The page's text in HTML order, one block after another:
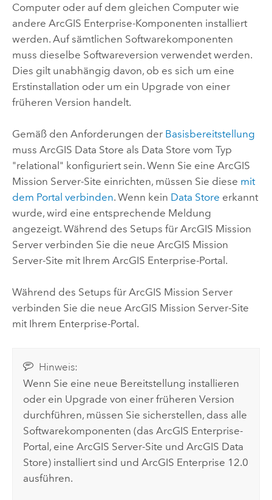
Computer oder auf dem gleichen Computer wie
andere ArcGIS Enterprise-Komponenten installiert
werden. Auf sämtlichen Softwarekomponenten
muss dieselbe Softwareversion verwendet werden.
Dies gilt unabhängig davon, ob es sich um eine
Erstinstallation oder um ein Upgrade von einer
früheren Version handelt.
Gemäß den Anforderungen der Basisbereitstellung
muss ArcGIS Data Store als Data Store vom Typ
"relational" konfiguriert sein. Wenn Sie eine ArcGIS
Mission Server-Site einrichten, müssen Sie diese mit
dem Portal verbinden. Wenn kein Data Store erkannt
wurde, wird eine entsprechende Meldung
angezeigt. Während des Setups für ArcGIS Mission
Serververbinden Sie die neue ArcGIS Mission
Server-Site mit Ihrem ArcGIS Enterprise-Portal.
Während des Setups für ArcGIS Mission Server
verbinden Sie die neue ArcGIS Mission Server-Site
mit Ihrem Enterprise-Portal.
Hinweis:
Wenn Sie eine neue Bereitstellung installieren
oder ein Upgrade von einer früheren Version
durchführen, müssen Sie sicherstellen, dass alle
Softwarekomponenten (dasArcGIS Enterprise-
Portal, eineArcGIS Server-Site undArcGIS Data
Store) installiert sind undArcGIS Enterprise 12.0
ausführen.